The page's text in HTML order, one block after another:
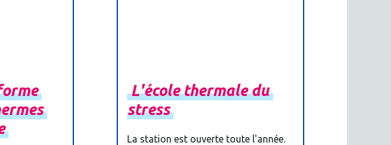
L'écolethermaledu
stress
La station est ouverte toute l'année.